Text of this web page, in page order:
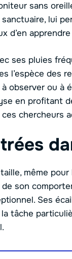
sans
lui
d’en
ses pluies
l’espèce des
ou à
en profitant
chercheurs
même
son
Ses
tâche